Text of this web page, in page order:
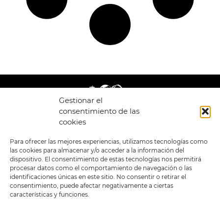
Gestionar el
consentimiento de las
cookies
Para ofrecer las mejores experiencias, utilizamos tecnologías como
las cookies para almacenar y/o acceder a la información del
dispositivo. El consentimiento de estas tecnologías nos permitirá
procesar datos como el comportamiento de navegación o las
identificaciones únicas en este sitio. No consentir o retirar el
consentimiento, puede afectar negativamente a ciertas
características y funciones.
LEGAL
POLÍTICA DE
PRIVACIDAD
TÉRMINOS Y
CONDICIONES
GENERALES DE LA
POLÍTICA DE COOKIES
ENLACES
TIENDA
ESTILOS
FORMATOS
PREVENTAS
OFERTAS
MERCHANDISING